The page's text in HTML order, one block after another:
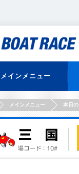
メインメニュー
HOMEメインメニュー 本日の